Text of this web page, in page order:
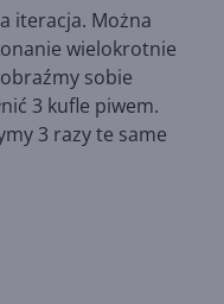
iteracja. Można
wielokrotnie
sobie
3 kufle piwem.
3 razy te same